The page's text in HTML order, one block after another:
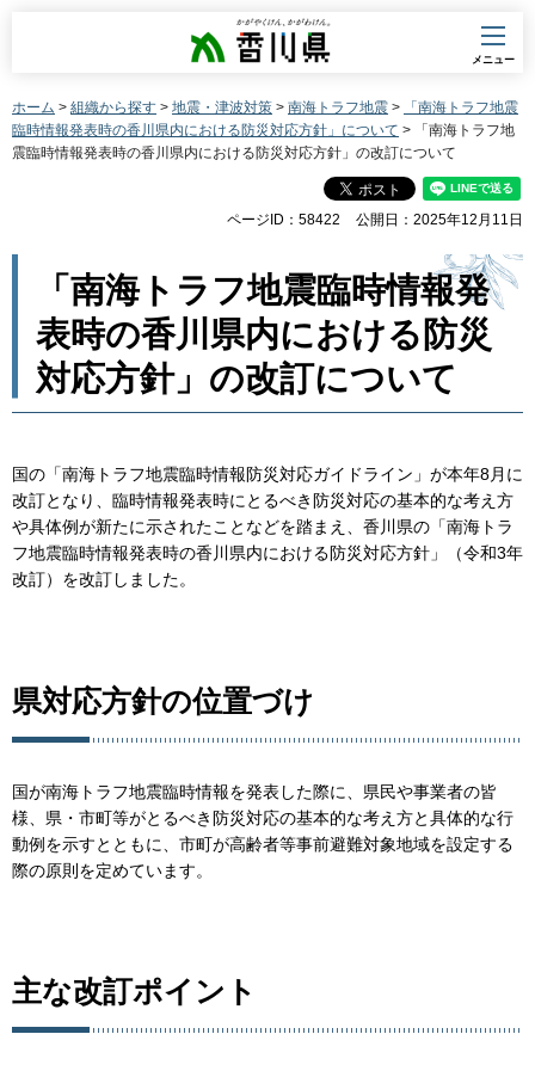
香川県
メニュー
ホーム > 組織から探す > 地震・津波対策 > 南海トラフ地震 >
「南海トラフ地震
臨時情報発表時の香川県内における防災対応方針」について > 「南海トラフ地
震臨時情報発表時の香川県内における防災対応方針」の改訂について
ページID：58422 公開日：2025年12月11日
「南海トラフ地震臨時情報発
表時の香川県内における防災
対応方針」の改訂について
国の「南海トラフ地震臨時情報防災対応ガイドライン」が本年8月に
改訂となり、臨時情報発表時にとるべき防災対応の基本的な考え方
や具体例が新たに示されたことなどを踏まえ、香川県の「南海トラ
フ地震臨時情報発表時の香川県内における防災対応方針」（令和3年
改訂）を改訂しました。
県対応方針の位置づけ
国が南海トラフ地震臨時情報を発表した際に、県民や事業者の皆
様、県・市町等がとるべき防災対応の基本的な考え方と具体的な行
動例を示すとともに、市町が高齢者等事前避難対象地域を設定する
際の原則を定めています。
主な改訂ポイント